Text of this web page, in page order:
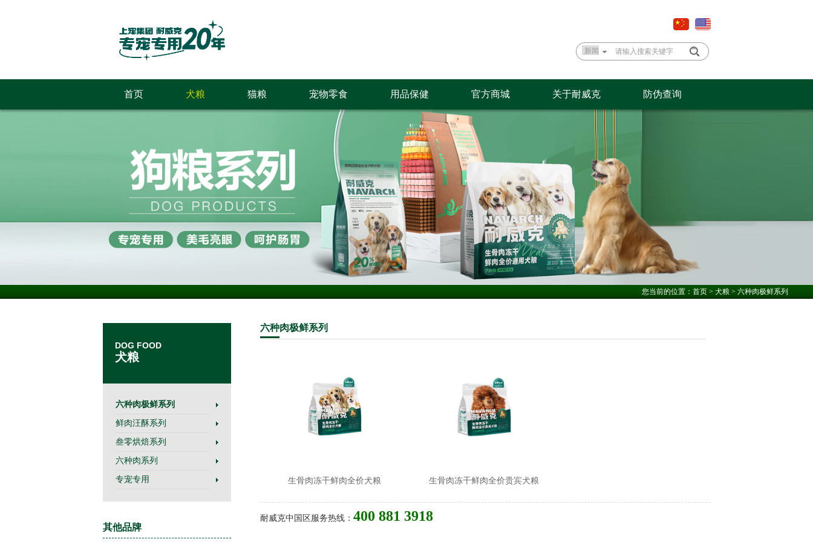
首页 犬粮 猫粮 宠物零食 用品保健 官方商城 关于耐威克 防伪查询
您当前的位置： 首页> 犬粮 > 六种肉极鲜系列
DOG FOOD
犬粮
六种肉极鲜系列
鲜肉汪酥系列
叁零烘焙系列
六种肉系列
专宠专用
其他品牌
六种肉极鲜系列
生骨肉冻干鲜肉全价犬粮 生骨肉冻干鲜肉全价贵宾犬粮
耐威克中国区服务热线： 400 881 3918